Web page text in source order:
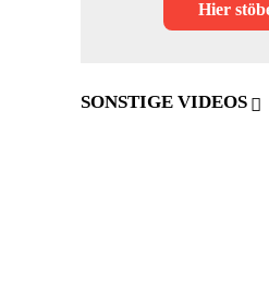
Hier
SONSTIGE VIDEOS